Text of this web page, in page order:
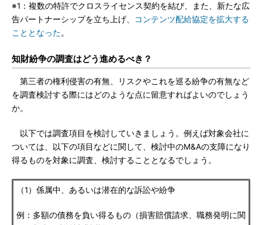
※1：複数の特許でクロスライセンス契約を結び、また、新たな広
告パートナーシップを立ち上げ、
コンテンツ配給協定を拡大する
こととなった。
知財紛争の調査はどう進めるべき？
第三者の権利侵害の有無、リスクやこれを巡る紛争の有無など
を調査検討する際にはどのような点に留意すればよいのでしょう
か。
以下では調査項目を検討していきましょう。例えば対象会社に
ついては、以下の項目などに関して、検討中のM&Aの支障になり
得るものを対象に調査、検討することとなるでしょう。
（1）係属中、あるいは潜在的な訴訟や紛争
例：多額の債務を負い得るもの（損害賠償請求、職務発明に関